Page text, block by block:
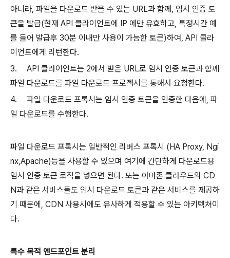
아니라, 파일을 다운로드 받을 수 있는 URL과 함께, 임시 인증 토
큰을 발급(현재 API 클라이언트에 IP 에만 유효하고, 특정시간 예
를 들어 발급후 30분 이내만 사용이 가능한 토큰)하여, API 클라
이언트에게 리턴한다.
3.
API 클라이언트는 2에서 받은 URL로 임시 인증 토큰과 함께
파일 다운로드를 파일 다운로드 프로젝시를 통해서 요청한다.
4.
파일 다운로드 프록시는 임시 인증 토큰을 인증한 다음에, 파
일 다운로드를 수행한다.
파일 다운로드 프록시는 일반적인 리버스 프록시 (HA Proxy, Ngi
nx,Apache)등을 사용할 수 있으며 여기에 간단하게 다운로드용
임시 인증 토큰 로직을 넣으면 된다. 또는 아마존 클라우드의 CD
N과 같은 서비스들도 임시 다운로드 토큰과 같은 서비스를 제공하
기 때문에, CDN 사용시에도 유사하게 적용할 수 있는 아키텍쳐이
다.
특수 목적 엔드포인트 분리